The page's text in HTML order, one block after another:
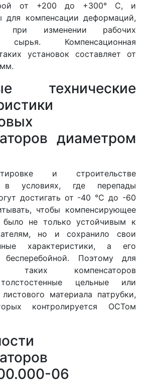
от +200 до +300° С, и
для компенсации деформаций,
при изменении рабочих
сырья. Компенсационная
установок составляет от
технические
диаметром
и строительстве
в условиях, где перепады
достигать от -40 °С до -60
чтобы компенсирующее
было не только устойчивым к
но и сохранило свои
характеристики, а его
Поэтому для
таких компенсаторов
цельные или
материала патрубки,
контролируется ОСТом
06